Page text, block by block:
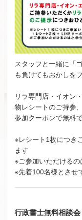
スタッフと一緒に「
も負けてもおかしを
リラ専門店・イオン
物レシートのご持参
参加クーポンで無料
※レシート1枚につき
ます
※ご参加いただける
※先着100名様とさせ
行政書士無料相談会